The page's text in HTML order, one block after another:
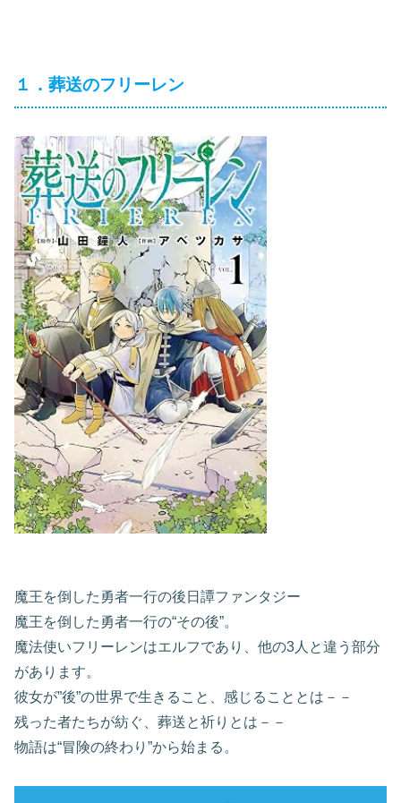
１．葬送のフリーレン
魔王を倒した勇者一行の後日譚ファンタジー
魔王を倒した勇者一行の“その後”。
魔法使いフリーレンはエルフであり、他の3人と違う部分
があります。
彼女が”後”の世界で生きること、感じることとは－－
残った者たちが紡ぐ、葬送と祈りとは－－
物語は“冒険の終わり”から始まる。